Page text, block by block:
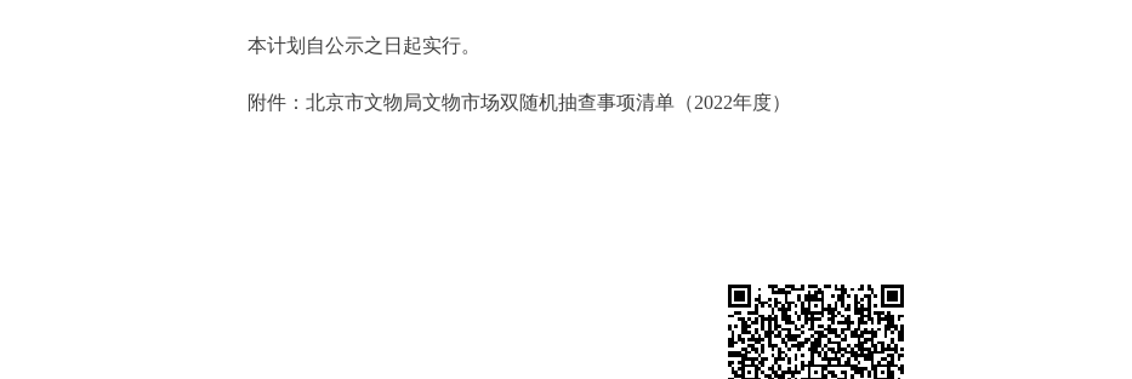
本计划自公示之日起实行。
附件： 北京市文物局文物市场双随机抽查事项清单（2022年度）